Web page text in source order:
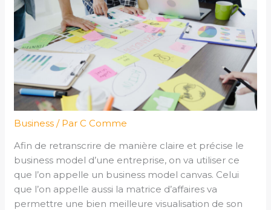
Business / ParC Comme
Afin de retranscrire de manière claire et précise le
business model d’une entreprise, on va utiliser ce
que l’on appelle un business model canvas. Celui
que l’on appelle aussi la matrice d’affaires va
permettre une bien meilleure visualisation de son